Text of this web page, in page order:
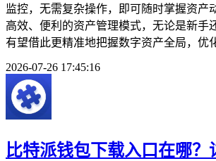
监控，无需复杂操作，即可随时掌握资产
高效、便利的资产管理模式，无论是新手
有望借此更精准地把握数字资产全局，优
2026-07-26 17:45:16
比特派钱包下载入口在哪？